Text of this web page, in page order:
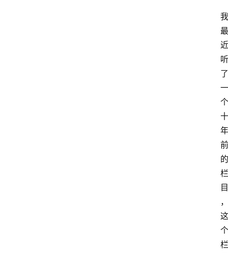
我
最
近
听
了
一
个
十
年
前
的
栏
目
，
这
个
栏